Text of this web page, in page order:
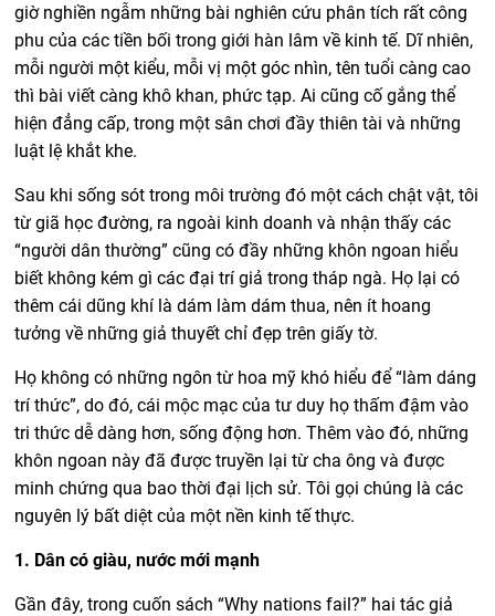
giờ nghiền ngẫm những bài nghiên cứu phân tích rất công
phu của các tiền bối trong giới hàn lâm về kinh tế. Dĩ nhiên,
mỗi người một kiểu, mỗi vị một góc nhìn, tên tuổi càng cao
thì bài viết càng khô khan, phức tạp. Ai cũng cố gắng thể
hiện đẳng cấp, trong một sân chơi đầy thiên tài và những
luật lệ khắt khe.
Sau khi sống sót trong môi trường đó một cách chật vật, tôi
từ giã học đường, ra ngoài kinh doanh và nhận thấy các
“người dân thường” cũng có đầy những khôn ngoan hiểu
biết không kém gì các đại trí giả trong tháp ngà. Họ lại có
thêm cái dũng khí là dám làm dám thua, nên ít hoang
tưởng về những giả thuyết chỉ đẹp trên giấy tờ.
Họ không có những ngôn từ hoa mỹ khó hiểu để “làm dáng
trí thức”, do đó, cái mộc mạc của tư duy họ thấm đậm vào
tri thức dễ dàng hơn, sống động hơn. Thêm vào đó, những
khôn ngoan này đã được truyền lại từ cha ông và được
minh chứng qua bao thời đại lịch sử. Tôi gọi chúng là các
nguyên lý bất diệt của một nền kinh tế thực.
1. Dân có giàu, nước mới mạnh
Gần đây, trong cuốn sách “Why nations fail?” hai tác giả